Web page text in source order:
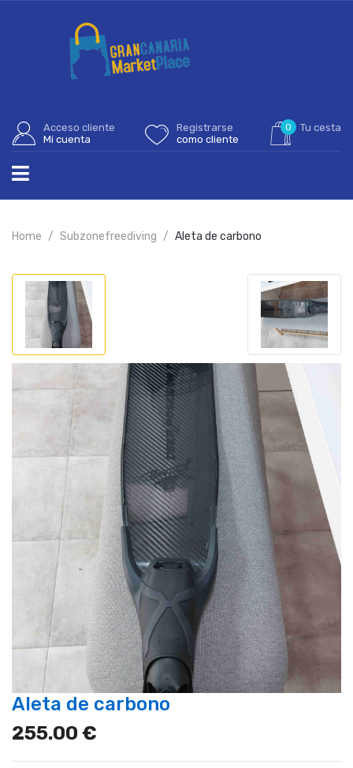
Acceso cliente
Mi cuenta
Registrarse
como cliente
0 Tu cesta
Home Subzonefreediving Aleta de carbono
Aleta de carbono
255.00 €